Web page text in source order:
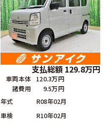
支払総額 129.8万円
車両本体
120.3万円
諸費用
9.5万円
年式
R08年02月
車検
R10年02月